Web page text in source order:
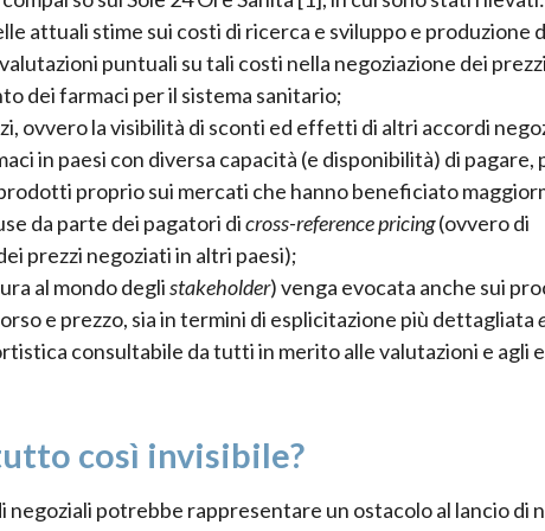
attuali stime sui costi di ricerca e sviluppo e produzione
puntuali su tali costi nella negoziazione dei
dei farmaci per il sistema sanitario;
ovvero la visibilità di sconti ed effetti di altri accordi
in paesi con diversa capacità (e disponibilità) di pagare,
proprio sui mercati che hanno beneficiato
da parte dei pagatori dicross-reference pricing(ovvero di
prezzi negoziati in altri paesi);
al mondo deglistakeholder) venga evocata anche sui
e prezzo, sia in termini di esplicitazione più dettagliata
consultabile da tutti in merito alle valutazioni e agli
così invisibile?
potrebbe rappresentare un ostacolo al lancio di